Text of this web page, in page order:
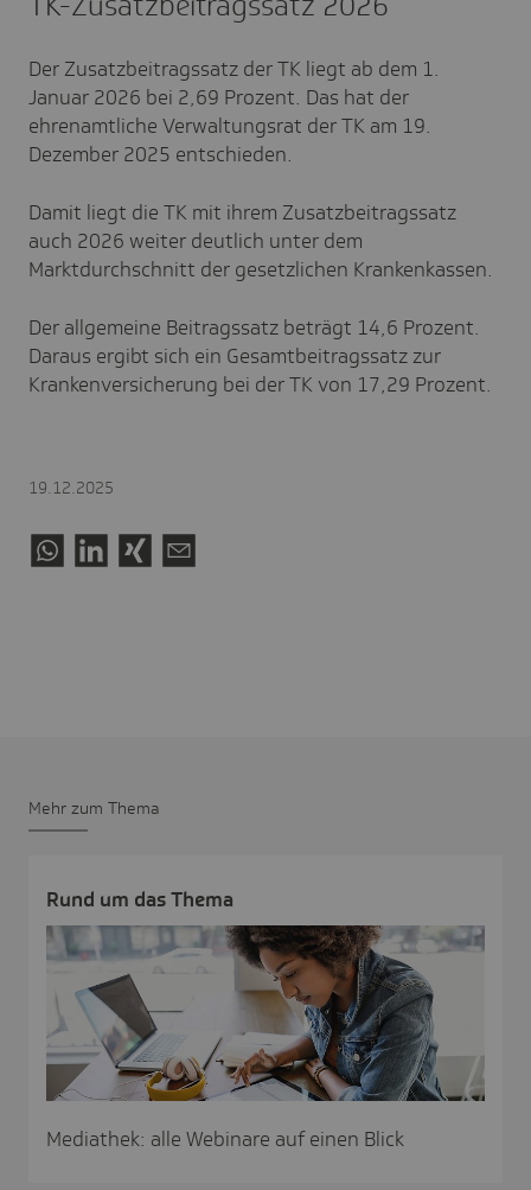
Der Zusatzbeitragssatz der TK liegt ab dem 1.
Januar 2026 bei 2,69 Prozent. Das hat der
ehrenamtliche Verwaltungsrat der TK am 19.
Dezember 2025 entschieden.
Damit liegt die TK mit ihrem Zusatzbeitragssatz
auch 2026 weiter deutlich unter dem
Marktdurchschnitt der gesetzlichen Krankenkassen.
Der allgemeine Beitragssatz beträgt 14,6 Prozent.
Daraus ergibt sich ein Gesamtbeitragssatz zur
Krankenversicherung bei der TK von 17,29 Prozent.
19.12.2025
Mehr zum Thema
Rund um das Thema
Mediathek: alle Webinare auf einen Blick